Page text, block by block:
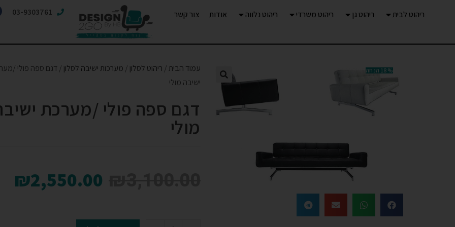
ריהוט לבית ריהוט גן ריהוט משרדי ריהוט נלווה אודות צור קשר 03-9303761
18% הנחה עמוד הבית/ ריהוט לסלון / מערכות ישיבה לסלון / דגם ספה פולי /
ישיבה מולי
דגם ספה פולי /מערכת
מולי
₪2,550.00